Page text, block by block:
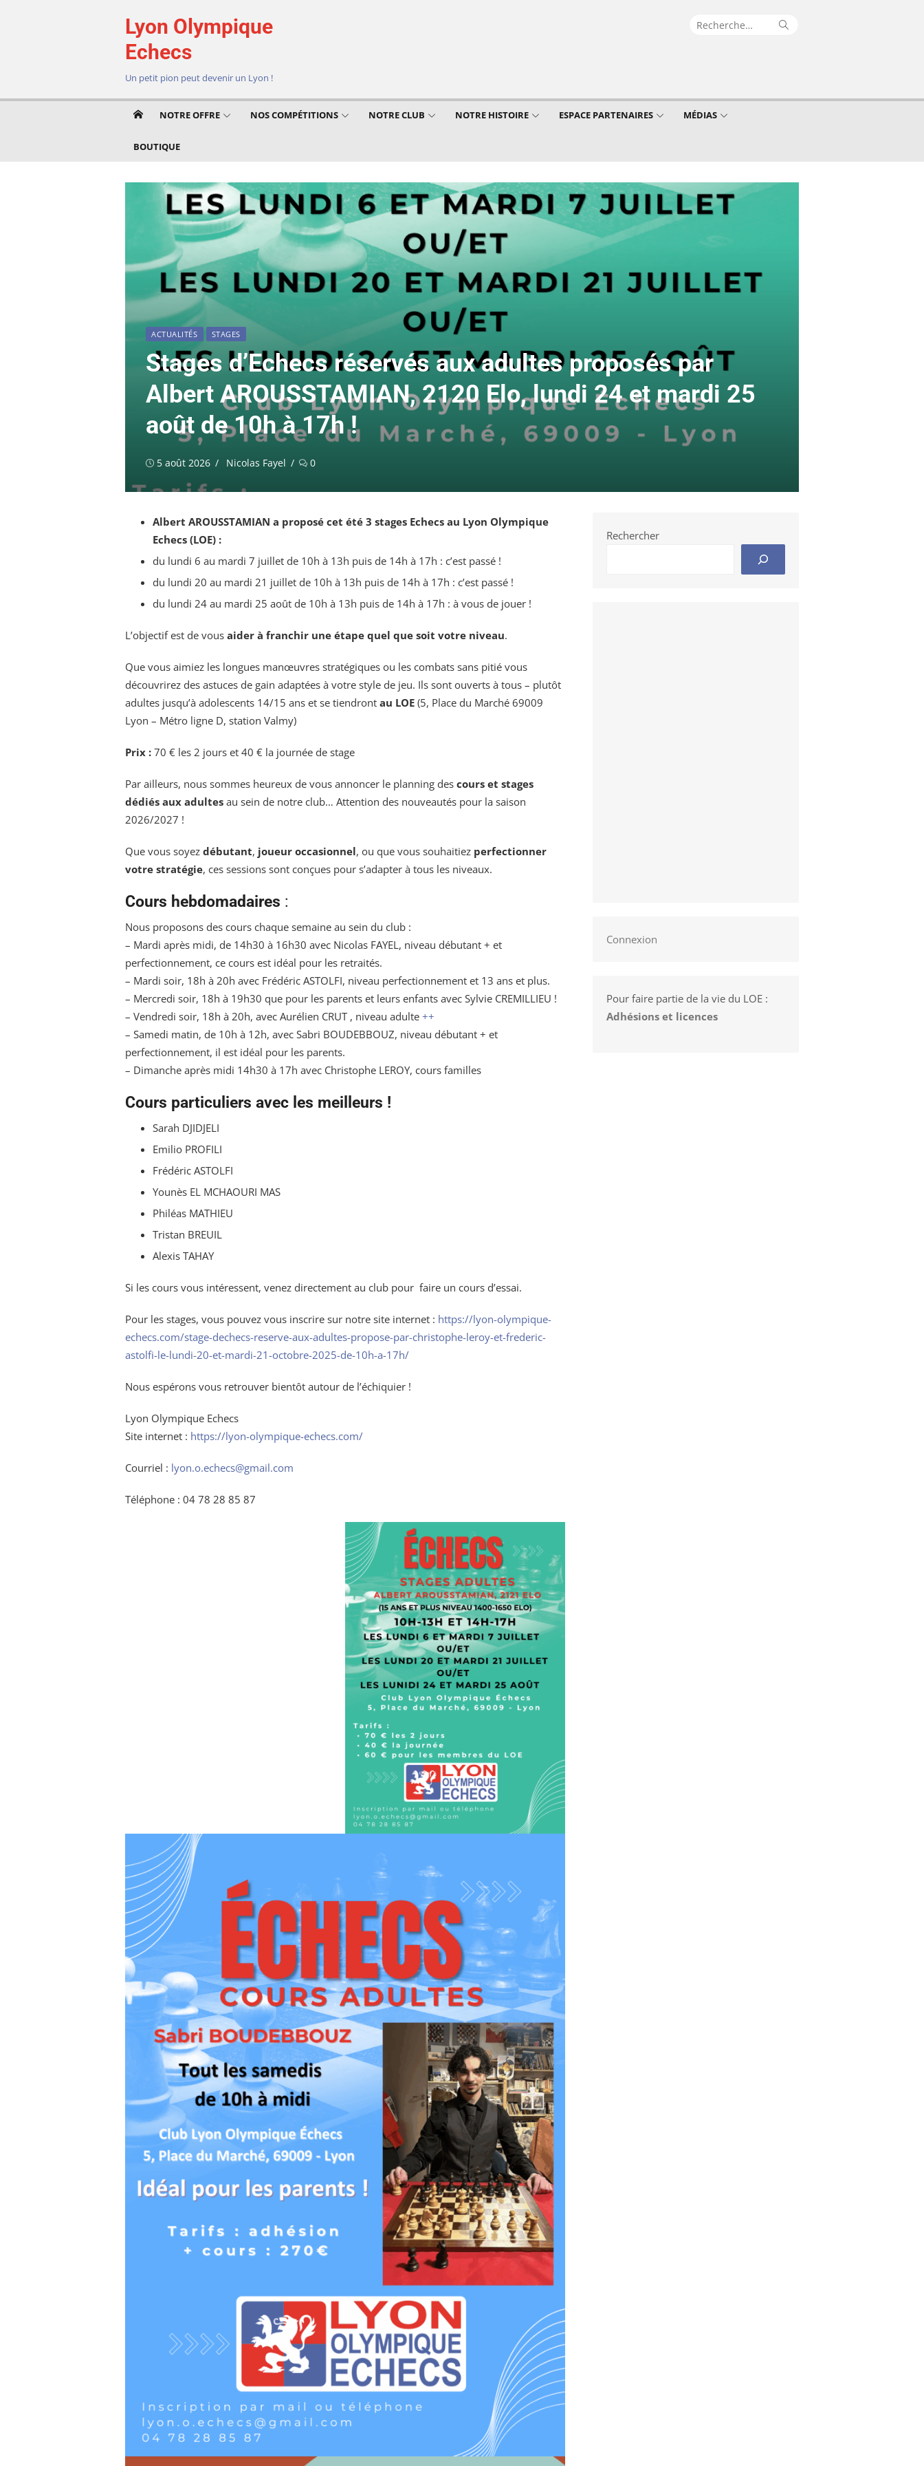
Lyon Olympique
Echecs
Un petit pion peut devenir un Lyon !
Recherche
Rechercher
NOTRE OFFRE NOS COMPÉTITIONS NOTRE CLUB NOTRE HISTOIRE ESPACE PARTENAIRES MÉDIAS
BOUTIQUE
ACTUALITÉS STAGES
Stages d’Echecs réservés aux adultes proposés par
Albert AROUSSTAMIAN, 2120 Elo, lundi 24 et mardi 25
août de 10h à 17h !
Publié
5 août 2026 Auteur/autrice
Nicolas Fayel 0
Albert AROUSSTAMIAN a proposé cet été 3 stages Echecs au Lyon Olympique
Echecs (LOE) :
du lundi 6 au mardi 7 juillet de 10h à 13h puis de 14h à 17h : c’est passé !
du lundi 20 au mardi 21 juillet de 10h à 13h puis de 14h à 17h : c’est passé !
du lundi 24 au mardi 25 août de 10h à 13h puis de 14h à 17h : à vous de jouer !
L’objectif est de vous aider à franchir une étape quel que soit votre niveau.
Que vous aimiez les longues manœuvres stratégiques ou les combats sans pitié vous
découvrirez des astuces de gain adaptées à votre style de jeu. Ils sont ouverts à tous – plutôt
adultes jusqu’à adolescents 14/15 ans et se tiendront au LOE (5, Place du Marché 69009
Lyon – Métro ligne D, station Valmy)
Prix : 70 € les 2 jours et 40 € la journée de stage
Par ailleurs, nous sommes heureux de vous annoncer le planning des cours et stages
dédiés aux adultes au sein de notre club… Attention des nouveautés pour la saison
2026/2027 !
Que vous soyez débutant, joueur occasionnel, ou que vous souhaitiez perfectionner
votre stratégie, ces sessions sont conçues pour s’adapter à tous les niveaux.
Cours hebdomadaires :
Nous proposons des cours chaque semaine au sein du club :
– Mardi après midi, de 14h30 à 16h30 avec Nicolas FAYEL, niveau débutant + et
perfectionnement, ce cours est idéal pour les retraités.
– Mardi soir, 18h à 20h avec Frédéric ASTOLFI, niveau perfectionnement et 13 ans et plus.
– Mercredi soir, 18h à 19h30 que pour les parents et leurs enfants avec Sylvie CREMILLIEU !
– Vendredi soir, 18h à 20h, avec Aurélien CRUT , niveau adulte ++
– Samedi matin, de 10h à 12h, avec Sabri BOUDEBBOUZ, niveau débutant + et
perfectionnement, il est idéal pour les parents.
– Dimanche après midi 14h30 à 17h avec Christophe LEROY, cours familles
Cours particuliers avec les meilleurs !
Sarah DJIDJELI
Emilio PROFILI
Frédéric ASTOLFI
Younès EL MCHAOURI MAS
Philéas MATHIEU
Tristan BREUIL
Alexis TAHAY
Si les cours vous intéressent, venez directement au club pour faire un cours d’essai.
Pour les stages, vous pouvez vous inscrire sur notre site internet : https://lyon-olympique-
echecs.com/stage-dechecs-reserve-aux-adultes-propose-par-christophe-leroy-et-frederic-
astolfi-le-lundi-20-et-mardi-21-octobre-2025-de-10h-a-17h/
Nous espérons vous retrouver bientôt autour de l’échiquier !
Lyon Olympique Echecs
Site internet : https://lyon-olympique-echecs.com/
Courriel : lyon.o.echecs@gmail.com
Téléphone : 04 78 28 85 87
Rechercher
Connexion
Pour faire partie de la vie du LOE :
Adhésions et licences